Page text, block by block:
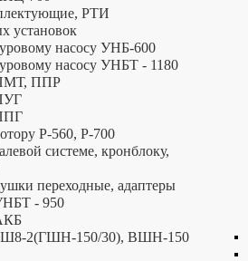
РТИ
установок
насосу УНБ-600
насосу УНБТ - 1180
ПМТ, ППР
Р-560, Р-700
системе, кронблоку,
переходные, адаптеры
- 950
6Ш8-2(ГШН-150/30), ВШН-150